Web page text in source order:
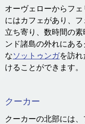
オーヴェローからフェ
にはカフェがあり、
立ち寄り、数時間の
ンド諸島の外れにあ
なソットゥンガを訪れ
けることができます。
クーカー
クーカーの北部には